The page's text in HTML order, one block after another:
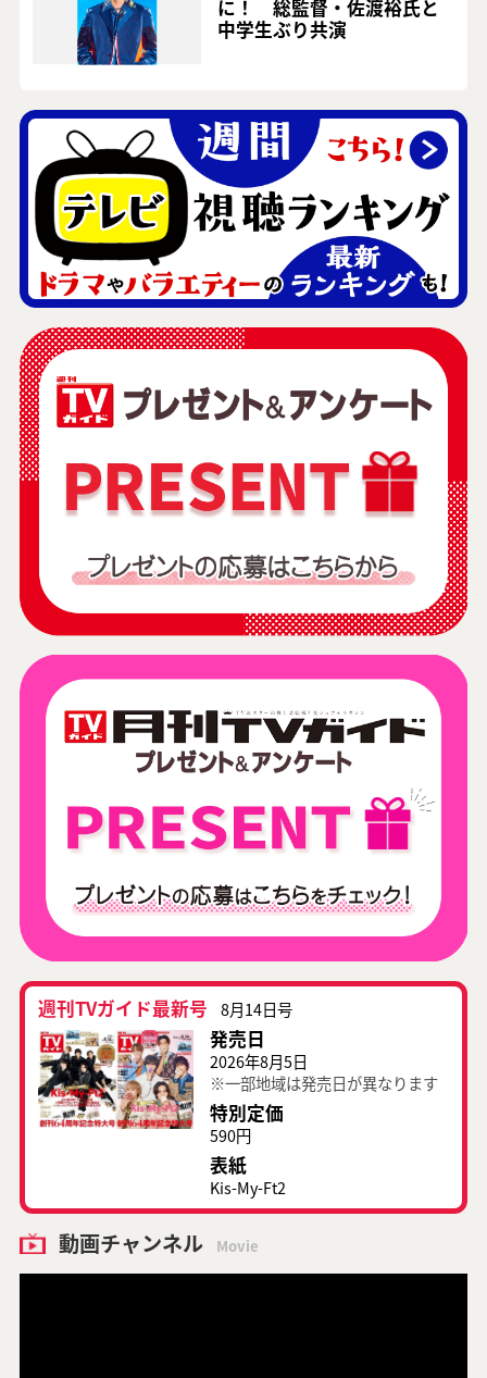
に！ 総監督・佐渡裕氏と
中学生ぶり共演
週刊TVガイド最新号 8月14日号
発売日
2026年8月5日
※一部地域は発売日が異なります
特別定価
590円
表紙
Kis-My-Ft2
動画チャンネル Movie